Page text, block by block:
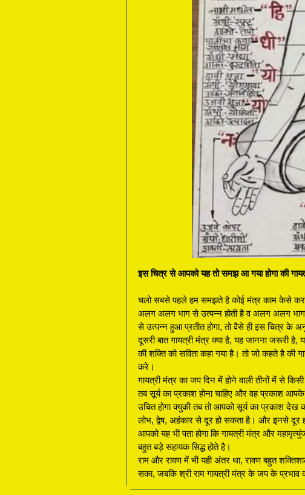
इस चित्र से आपको यह तो समझ आ गया होगा की
चलो सबसे पहले हम समझते है कोई मंत्र काम केसे
अलग अलग भाग से उत्पन्न होती है व अलग अलग
से उत्पन्न हुआ प्रतीत होगा, तो वैसे ही इस चित्र के
दूसरी बात गायत्री मंत्र क्या है, यह जानना जरूरी है,
की शक्ति को सविता कहा गया है। तो जो कहते है
करे।
गायत्री मंत्र का जप दिन में होने वाली तीनों में से
तब सूर्य का प्रकाश होना चाहिए और वह प्रकाश
उचित होगा क्युकी तब तो आपको सूर्य का प्रकाश
लोभ, द्वेष, अहंकार से दूर हो सकता है। और इनसे दूर
आपको यह भी पता होगा कि गायत्री मंत्र और
बहुत बड़े सहायक सिद्ध होते है।
राम और रावण में भी यही अंतर था, रावण बहुत
सका, जबकि श्री राम गायत्री मंत्र के जप के